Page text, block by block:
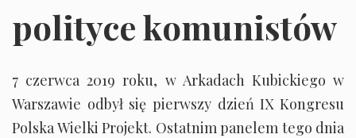
polityce komunistów
7 czerwca 2019 roku, w Arkadach Kubickiego w
Warszawie odbył się pierwszy dzień IX Kongresu
Polska Wielki Projekt. Ostatnim panelem tego dnia